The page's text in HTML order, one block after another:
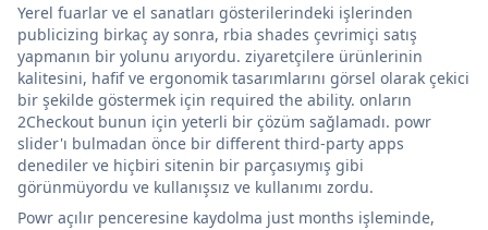
Yerel fuarlar ve el sanatları gösterilerindeki işlerinden
publicizing birkaç ay sonra, rbia shades çevrimiçi satış
yapmanın bir yolunu arıyordu. ziyaretçilere ürünlerinin
kalitesini, hafif ve ergonomik tasarımlarını görsel olarak çekici
bir şekilde göstermek için required the ability. onların
2Checkout bunun için yeterli bir çözüm sağlamadı. powr
slider'ı bulmadan önce bir different third-party apps
denediler ve hiçbiri sitenin bir parçasıymış gibi
görünmüyordu ve kullanışsız ve kullanımı zordu.
Powr açılır penceresine kaydolma just months işleminde,